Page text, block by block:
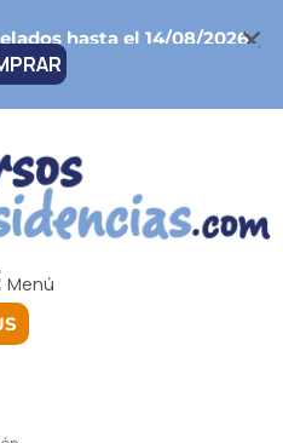
hasta el 14/08/2026
Menú